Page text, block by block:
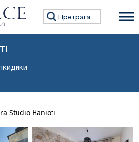
Претражи:
Studio Hanioti